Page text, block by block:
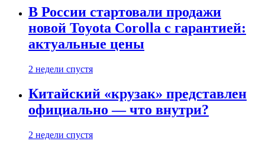
В России стартовали продажи
новой Toyota Corolla с гарантией:
актуальные цены
2 недели спустя
Китайский «крузак» представлен
официально — что внутри?
2 недели спустя